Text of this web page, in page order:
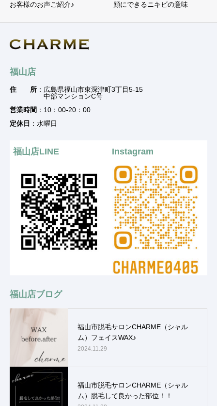
お客様のお声ご紹介♪ 顔にできるニキビの意味
福山店
住 所 ：広島県福山市東深津町3丁目5-15
中部マンションC号
営業時間 ：10：00-20：00
定休日 ：水曜日
福山店LINE Instagram
福山店ブログ
福山市脱毛サロンCHARME（シャル
ム）フェイスWAX♪
2024.11.29
福山市脱毛サロンCHARME（シャル
ム）脱毛して良かった部位！！